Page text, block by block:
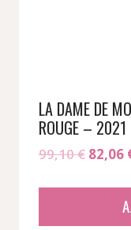
LA DAME DE
ROUGE –
99,10€ Le
était :
82,06